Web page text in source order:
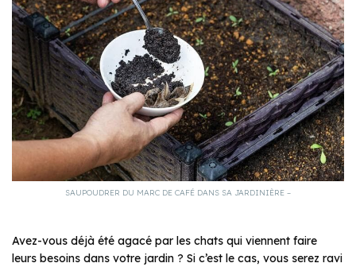
SAUPOUDRER DU MARC DE CAFÉ DANS SA JARDINIÈRE –
Avez-vous déjà été agacé par les chats qui viennent faire
leurs besoins dans votre jardin ? Si c’est le cas, vous serez ravi